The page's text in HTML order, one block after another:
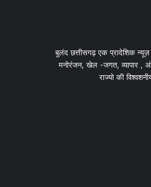
बुलंद छत्तीसगढ़ एक प्रादेशिक न्यूज़
मनोरंजन, खेल -जगत, व्यापार ,
राज्यो की